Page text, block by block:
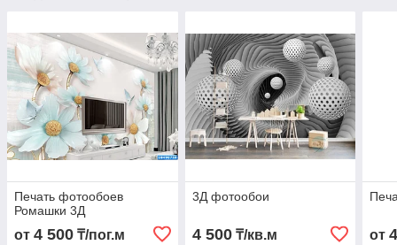
Печать фотообоев
Ромашки 3Д
от 4 500 ₸/пог.м
3Д фотообои
4 500₸/кв.м от